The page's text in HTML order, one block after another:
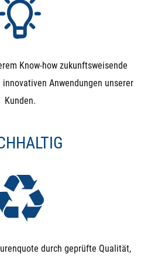
Know-how zukunftsweisende
Anwendungen unserer
Kunden.
durch geprüfte Qualität,